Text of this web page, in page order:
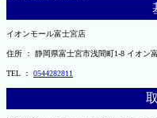
イオンモール富士宮店
住所 ： 静岡県富士宮市浅間町1-8 イオン
TEL ： 0544282811